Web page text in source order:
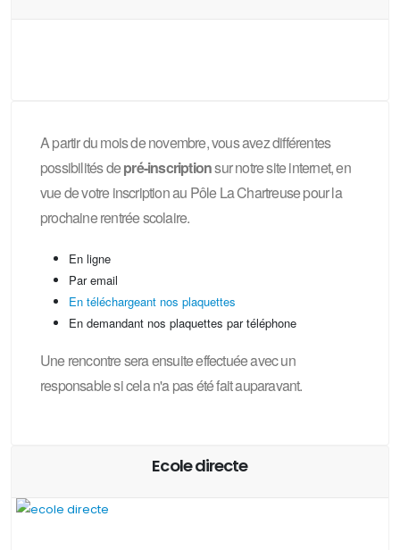
A partir du mois de novembre, vous avez différentes
possibilités depré-inscriptionsur notre site internet, en
vue de votre inscription au Pôle La Chartreuse pour la
prochaine rentrée scolaire.
En ligne
Par email
En téléchargeant nos plaquettes
En demandant nos plaquettes par téléphone
Une rencontre sera ensuite effectuée avec un
responsable si cela n'a pas été fait auparavant.
Ecole directe